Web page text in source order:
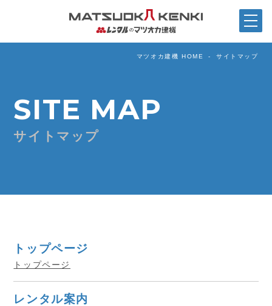
マツオカ建機 HOME サイトマップ
SITE MAP
サイトマップ
トップページ
トップページ
レンタル案内